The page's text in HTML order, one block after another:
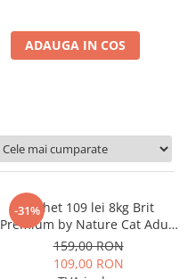
ADAUGA IN COS
-31%
Pachet 109 lei 8kg Brit
Premium by Nature Cat Adult
Chicken, hrana uscata pentru
pisici adulte + 162 lei Vectra
Felis, spot-on, deparazitare
159,00 RON
109,00 RON